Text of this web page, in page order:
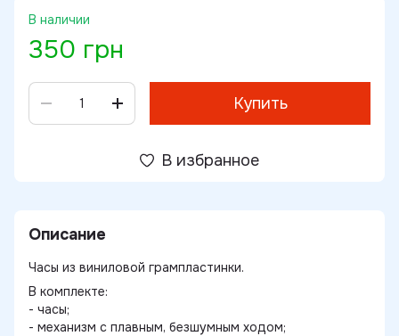
В наличии
350 грн
Купить
В избранное
Описание
Часы из виниловой грампластинки.
В комплекте:
- часы;
- механизм с плавным, безшумным ходом;